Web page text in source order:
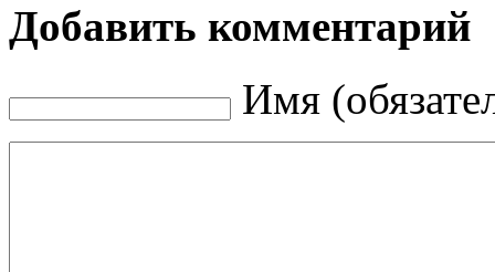
Добавить комментарий
Имя